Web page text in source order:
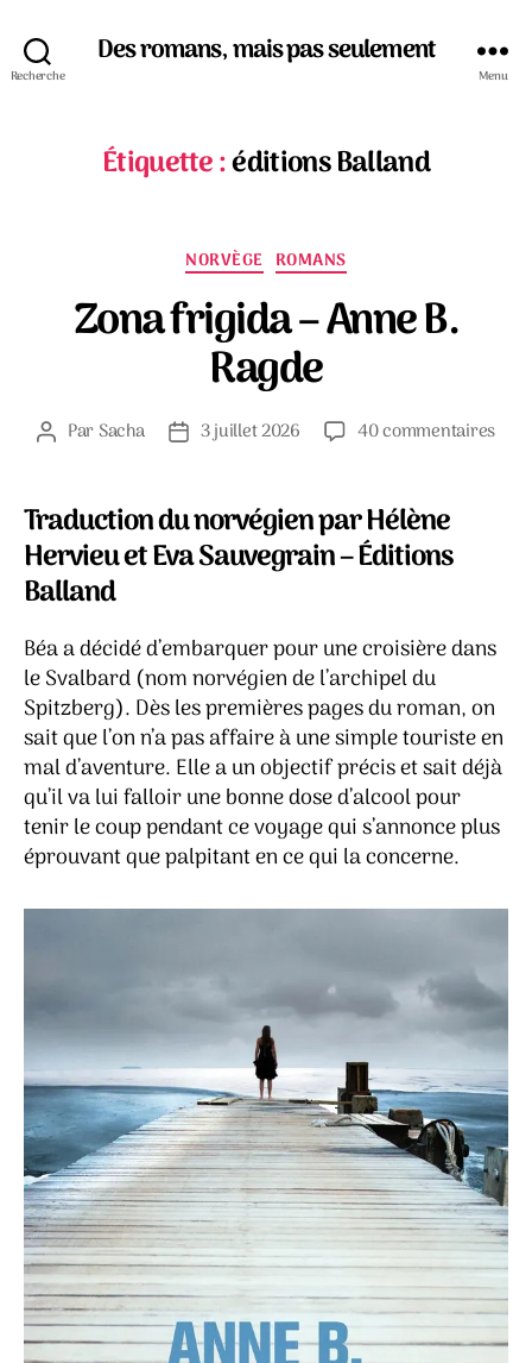
Recherche
Des romans, mais pas seulement
Menu
Étiquette :éditions Balland
Catégories
NORVÈGE ROMANS
Zona frigida – Anne B.
Ragde
Auteur
ParSacha
Date3 juillet 2026 40 commentairessur
Traduction du norvégien par Hélène
Hervieu et Eva Sauvegrain – Éditions
Balland
Béa a décidé d’embarquer pour une croisière dans
le Svalbard (nom norvégien de l’archipel du
Spitzberg). Dès les premières pages du roman, on
sait que l’on n’a pas affaire à une simple touriste en
mal d’aventure. Elle a un objectif précis et sait déjà
qu’il va lui falloir une bonne dose d’alcool pour
tenir le coup pendant ce voyage qui s’annonce plus
éprouvant que palpitant en ce qui la concerne.